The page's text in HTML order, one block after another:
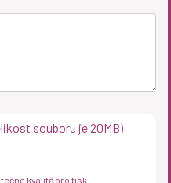
souboru je 20MB)
kvalitě pro tisk.